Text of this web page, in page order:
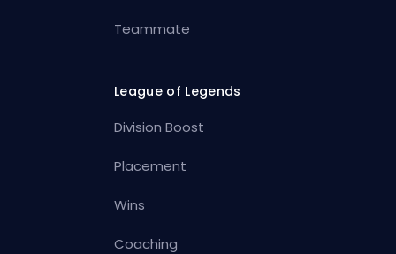
Teammate
League of Legends
Division Boost
Placement
Wins
Coaching